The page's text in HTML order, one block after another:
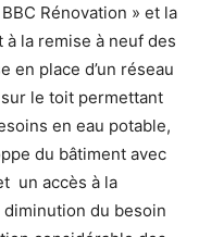
Rénovation » et la
la remise à neuf des
en place d’un réseau
le toit permettant
en eau potable,
du bâtiment avec
un accès à la
du besoin